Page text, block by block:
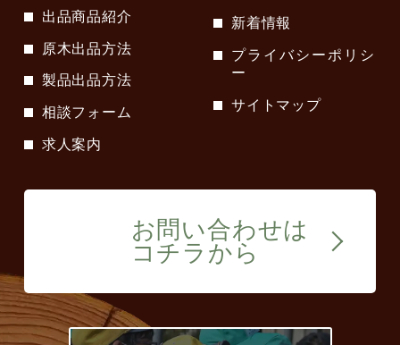
出品商品紹介
原木出品方法
製品出品方法
相談フォーム
求人案内
新着情報
プライバシーポリシ
ー
サイトマップ
お問い合わせは
コチラから